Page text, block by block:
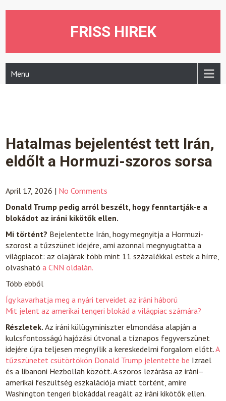
FRISS HIREK
Menu
Hatalmas bejelentést tett Irán,
eldőlt a Hormuzi-szoros sorsa
April 17, 2026 | No Comments
Donald Trump pedig arról beszélt, hogy fenntartják-e a
blokádot az iráni kikötők ellen.
Mi történt? Bejelentette Irán, hogy megnyitja a Hormuzi-
szorost a tűzszünet idejére, ami azonnal megnyugtatta a
világpiacot: az olajárak több mint 11 százalékkal estek a hírre,
olvashatóa CNN oldalán.
Több ebből
Így kavarhatja meg a nyári terveidet az iráni háború
Mit jelent az amerikai tengeri blokád a világpiac számára?
Részletek. Az iráni külügyminiszter elmondása alapján a
kulcsfontosságú hajózási útvonal a tíznapos fegyverszünet
idejére újra teljesen megnyílik a kereskedelmi forgalom előtt.A
tűzszünetet csütörtökön Donald Trump jelentette be Izrael
és a libanoni Hezbollah között. A szoros lezárása az iráni–
amerikai feszültség eszkalációja miatt történt, amire
Washington tengeri blokáddal reagált az iráni kikötők ellen.